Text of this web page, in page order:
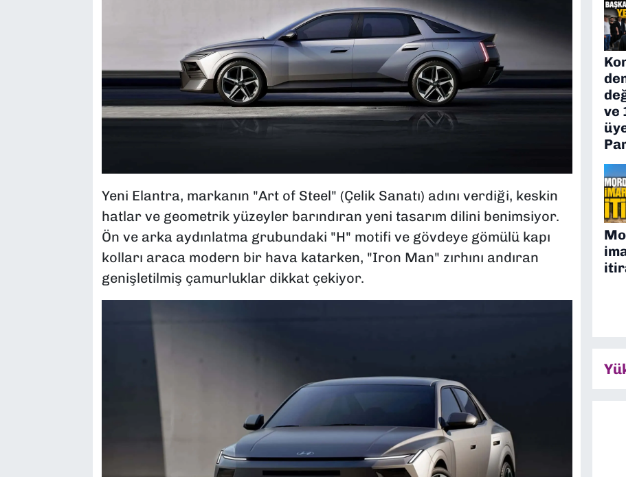
Yeni Elantra, markanın "Art of Steel" (Çelik Sanatı) adını verdiği, keskin
hatlar ve geometrik yüzeyler barındıran yeni tasarım dilini benimsiyor.
Ön ve arka aydınlatma grubundaki "H" motifi ve gövdeye gömülü kapı
kolları araca modern bir hava katarken, "Iron Man" zırhını andıran
genişletilmiş çamurluklar dikkat çekiyor.
ve